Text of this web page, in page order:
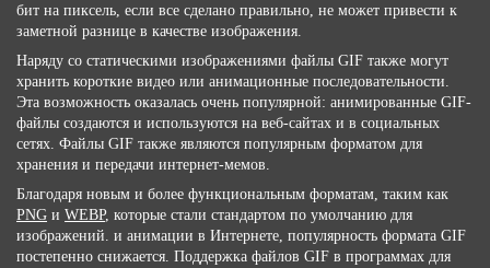
бит на пиксель, если все сделано правильно, не может привести к
заметной разнице в качестве изображения.
Наряду со статическими изображениями файлы GIF также могут
хранить короткие видео или анимационные последовательности.
Эта возможность оказалась очень популярной: анимированные GIF-
файлы создаются и используются на веб-сайтах и ​​в социальных
сетях. Файлы GIF также являются популярным форматом для
хранения и передачи интернет-мемов.
Благодаря новым и более функциональным форматам, таким как
PNG и WEBP, которые стали стандартом по умолчанию для
изображений. и анимации в Интернете, популярность формата GIF
постепенно снижается. Поддержка файлов GIF в программах для